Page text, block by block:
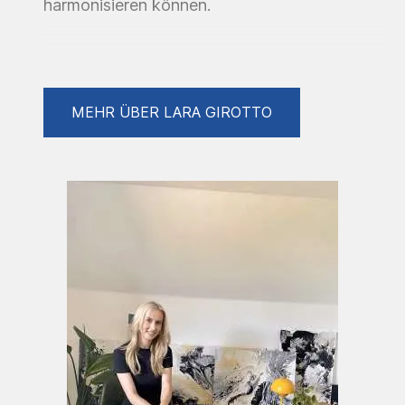
harmonisieren können.
durch ihre Kunstwerke zu erzeugen und die
Betrachter*innen in eine Welt der Schönheit
und der Sinneseindrücke zu entführen. In
Gestaltung und den natürlichen Verläufen der
Ausstellungen
MEHR ÜBER LARA GIROTTO